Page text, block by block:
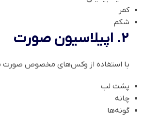
کمر
شکم
2. اپیلاسیون صورت
با استفاده از وکس‌های مخصوص صورت
پشت لب
چانه
گونه‌ها